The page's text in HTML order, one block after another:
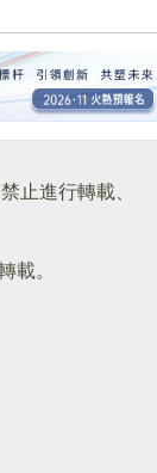
止進行轉載、
載。